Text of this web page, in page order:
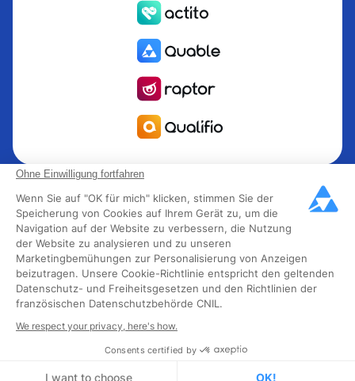
Ohne Einwilligung fortfahren
Wenn Sie auf "OK für mich" klicken, stimmen Sie der
Speicherung von Cookies auf Ihrem Gerät zu, um die
Navigation auf der Website zu verbessern, die Nutzung
der Website zu analysieren und zu unseren
Marketingbemühungen zur Personalisierung von Anzeigen
beizutragen. Unsere Cookie-Richtlinie entspricht den geltenden
Datenschutz- und Freiheitsgesetzen und den Richtlinien der
französischen Datenschutzbehörde CNIL.
We respect your privacy, here's how.
Consents certified by
I want to choose OK!
Quable ist die PIM für das Informationsmanagement Produkt
PIM für Marken und Hersteller, die nach Wachstum streben.
Groupe Rocher, Mitsubishi Electric, Escada, Berluti, Delsey,
North Sails, Liberated Brands, MCO Regent und mehr als
300 führende Marken in 85 Ländern haben sich für Quable
PIM entschieden, um ihr Omnichannel-Geschäft in
Schwung zu bringen. Quable wurde 2013 gegründet und
hat 40 fachkundige Mitarbeiter und über 40 Millionen
verwaltete Produkte in den Bereichen Mode, Luxus,
Lebensmittel und Industrie.